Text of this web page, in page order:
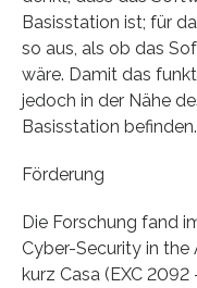
Basisstation ist; für
so aus, als ob das
wäre. Damit das
jedoch in der Nähe
Basisstation befinden.
Förderung
Die Forschung fand
Cyber-Security in the
kurz Casa (EXC 2092